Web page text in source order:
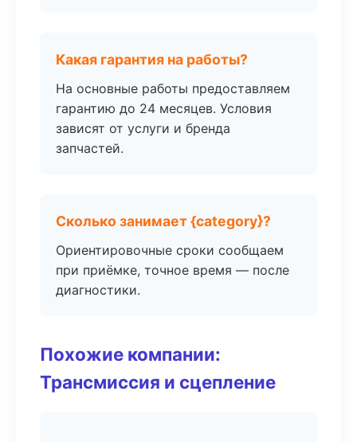
Какая гарантия на работы?
На основные работы предоставляем
гарантию до 24 месяцев. Условия
зависят от услуги и бренда
запчастей.
Сколько занимает {category}?
Ориентировочные сроки сообщаем
при приёмке, точное время — после
диагностики.
Похожие компании:
Трансмиссия и сцепление